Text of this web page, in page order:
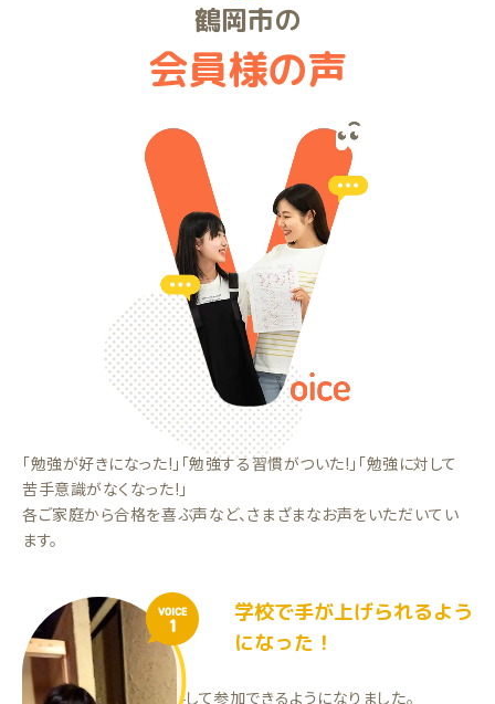
鶴岡市の
会員様の声
「勉強が好きになった!」「勉強する習慣がついた!」「勉強に対して
苦手意識がなくなった!」
各ご家庭から合格を喜ぶ声など、さまざまなお声をいただいてい
ます。
VOICE
1
学校で手が上げられるよう
になった！
学校の授業で、自ら挙手して参加できるようになりました。